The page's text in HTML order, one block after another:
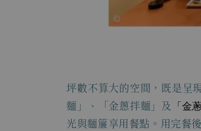
坪數不算大的空間，既是呈
麵」、「金蔥拌麵」及 「金
光與麵簾享用餐點。用完餐